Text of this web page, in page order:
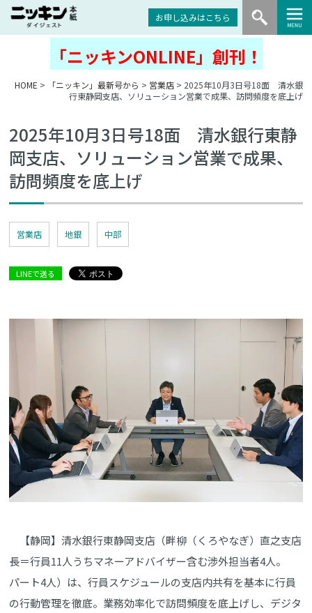
お申し込みはこちら
「ニッキンONLINE」創刊！
HOME > 「ニッキン」最新号から > 営業店> 2025年10月3日号18面 清水銀
行東静岡支店、ソリューション営業で成果、訪問頻度を底上げ
2025年10月3日号18面 清水銀行東静
岡支店、ソリューション営業で成果、
訪問頻度を底上げ
営業店 地銀 中部
LINEで送る
【静岡】清水銀行東静岡支店（畔柳（くろやなぎ）直之支店
長＝行員11人うちマネーアドバイザー含む渉外担当者4人。
パート4人）は、行員スケジュールの支店内共有を基本に行員
の行動管理を徹底。業務効率化で訪問頻度を底上げし、デジタ